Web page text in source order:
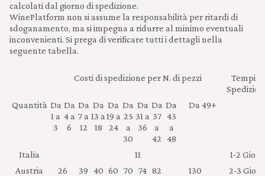
calcolati dal giorno di spedizione.
WinePlatform non si assume la responsabilità per ritardi di
sdoganamento, ma si impegna a ridurre al minimo eventuali
inconvenienti. Si prega di verificare tutti i dettagli nella
seguente tabella.
Costi di spedizione per N. di pezzi
Tempi di
Quantità Da
1 a
3
Da
4 a
6
Da
7 a
12
Da
13 a
18
Da
19 a
24
Da
25
a
30
Da
31 a
36
Da
37
a
42
Da
43
a
48
Da 49+
Italia 11
1-2
Austria
26 39 40 60 70 74 82 130
2-3